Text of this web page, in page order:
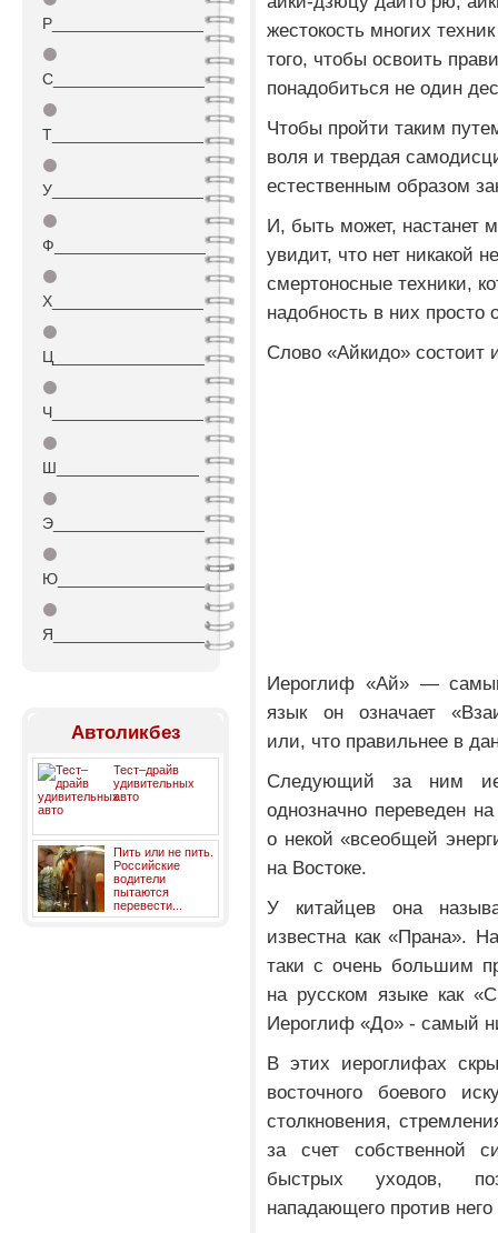
Р_________________
⚫
С_________________
⚫
Т_________________
⚫
У_________________
⚫
Ф_________________
⚫
Х_________________
⚫
Ц_________________
⚫
Ч_________________
⚫
Ш________________
⚫
Э_________________
⚫
Ю_________________
⚫
Я_________________
Автоликбез
Тест–драйв
удивительных
авто
Пить или не пить.
Российские
водители
пытаются
перевести...
жестокость многих
того, чтобы освоить
понадобиться не один
Чтобы пройти таким
воля и твердая
естественным образом
И, быть может, настанет
увидит, что нет никакой
смертоносные техники,
надобность в них просто
Слово «Айкидо» состоит
Иероглиф «Ай» —
язык он означает
или, что правильнее в
Следующий за ним
однозначно переведен
о некой «всеобщей
на Востоке.
У китайцев она
известна как «Прана».
таки с очень большим
на русском языке как
Иероглиф «До» - самый
В этих иероглифах
восточного боевого
столкновения,
за счет собственной
быстрых уходов,
нападающего против него